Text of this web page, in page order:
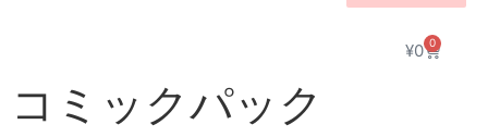
¥0 0
コミックパック